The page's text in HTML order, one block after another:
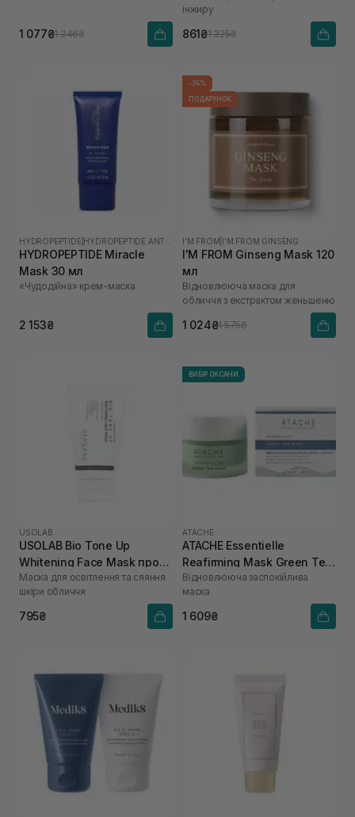
1 077₴1 346₴
інжиру
861₴1 325₴
HYDROPEPTIDE
HYDROPEPTIDE Miracle
Mask 30 мл
«Чудодійна» крем-маска
2 153₴
-35%
ПОДАРУНОК
I'M FROM I'M FROM GINSENG
I'M FROM Ginseng Mask 120
мл
Відновлююча маска для
обличчя з екстрактом женьшеню
1 024₴1 575₴
USOLAB
USOLAB Bio Tone Up
Whitening Face Mask проти
тьмяності та нерівного
тону 50 мл
Маска для освітлення та сяяння
шкіри обличчя
795₴
ВИБІР ОКСАНИ
ATACHE
ATACHE Essentielle
Reafirming Mask Green Tea
50 мл
Відновлююча заспокійлива
маска
1 609₴